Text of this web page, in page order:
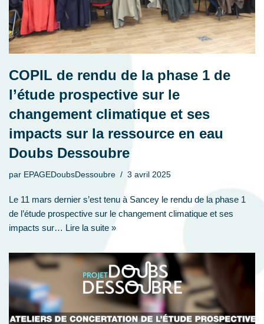
COPIL de rendu de la phase 1 de
l’étude prospective sur le
changement climatique et ses
impacts sur la ressource en eau
Doubs Dessoubre
par EPAGEDoubsDessoubre 3 avril 2025
Le 11 mars dernier s’est tenu à Sancey le rendu de la phase 1
de l’étude prospective sur le changement climatique et ses
impacts sur… Lire la suite »